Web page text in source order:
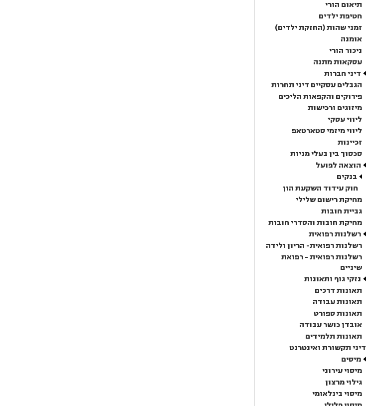
תיאום הורי
חטיפת ילדים
זמני שהות (החזקת ילדים)
אומנה
ניכור הורי
עסקאות מתנה
דיני חברות
הגבלים עסקיים דיני תחרות
פירוקים והקפאות הליכים
מיזוגים ורכישות
ליווי עסקי
ליווי מיזמי סטארטאפ
זכיינות
סכסוך בין בעלי מניות
הוצאה לפועל
בנקים
חוק עידוד השקעת הון
מחיקת רישום שלילי
גביית חובות
מחיקת חובות והסדרי חובות
רשלנות רפואית
רשלנות רפואית- הריון ולידה
רשלנות רפואית - רפואת
שיניים
נזקי גוף ותאונות
תאונות דרכים
תאונות עבודה
תאונות ספורט
אובדן כושר עבודה
תאונות תלמידים
דיני תקשורת ואינטרנט
מיסים
מיסוי עירוני
גילוי מרצון
מיסוי בינלאומי